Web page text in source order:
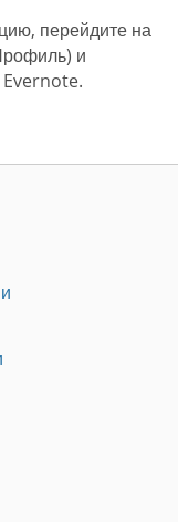
перейдите на
и